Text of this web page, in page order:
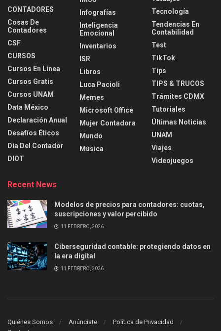
CONTADORES
Cosas De
Contadores
CSF
CURSOS
Cursos En Línea
Cursos Gratis
Cursos UNAM
Data México
Declaración Anual
Desafíos Éticos
Día Del Contador
DIOT
Infografías
Inteligencia
Emocional
Inventarios
ISR
Libros
Luca Pacioli
Memes
Microsoft Office
Mujer Contadora
Mundo
Música
Tecnología
Tendencias En
Contabilidad
Test
TikTok
Tips
TIPS & TRUCOS
Trámites CDMX
Tutoriales
Últimas Noticias
UNAM
Viajes
Videojuegos
Recent News
Modelos de precios para contadores: cuotas,
suscripciones y valor percibido
11 FEBRERO, 2026
Ciberseguridad contable: protegiendo datos en
la era digital
11 FEBRERO, 2026
Quiénes Somos Anúnciate
Política de Privacidad